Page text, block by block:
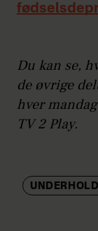
Du kan se,
de øvrige
hver
TV 2 Play.